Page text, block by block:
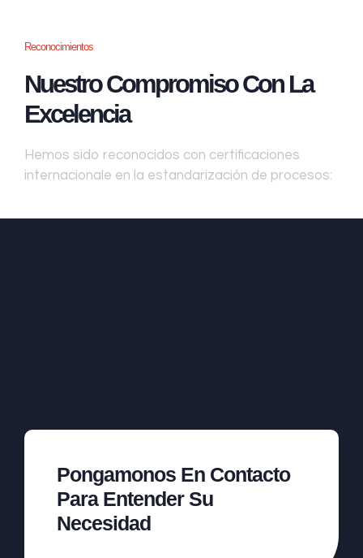
Reconocimientos
Nuestro Compromiso Con La
Excelencia
Hemos sido reconocidos con certificaciones
internacionale en la estandarización de procesos:
Pongamonos En Contacto
Para Entender Su
Necesidad